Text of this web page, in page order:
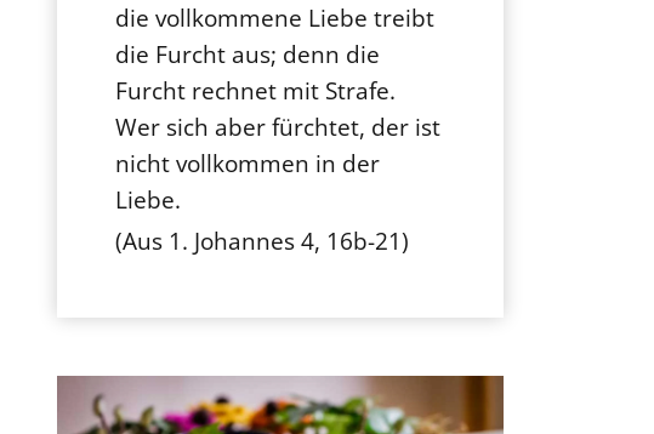
die vollkommene Liebe treibt
die Furcht aus; denn die
Furcht rechnet mit Strafe.
Wer sich aber fürchtet, der ist
nicht vollkommen in der
Liebe.
(Aus 1. Johannes 4, 16b-21)